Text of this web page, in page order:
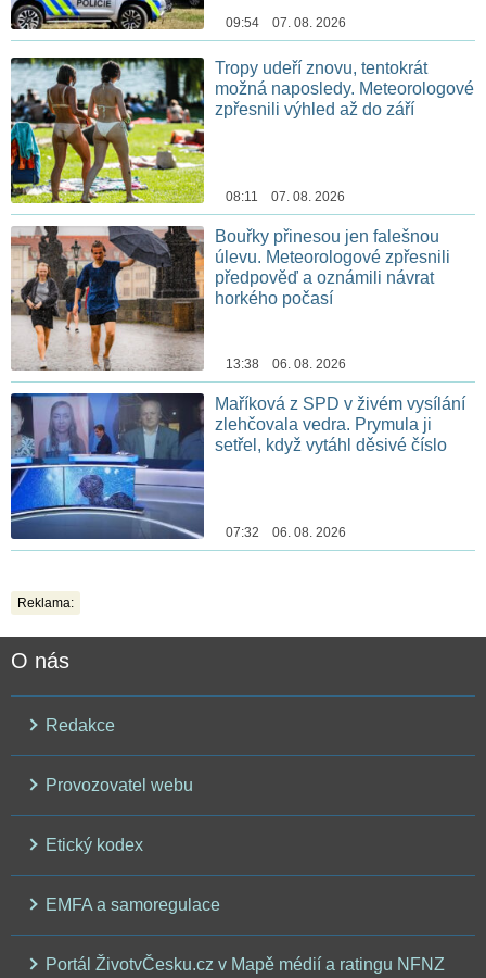
09:54 07. 08. 2026
Tropy udeří znovu, tentokrát
možná naposledy. Meteorologové
zpřesnili výhled až do září
08:11 07. 08. 2026
Bouřky přinesou jen falešnou
úlevu. Meteorologové zpřesnili
předpověď a oznámili návrat
horkého počasí
13:38 06. 08. 2026
Maříková z SPD v živém vysílání
zlehčovala vedra. Prymula ji
setřel, když vytáhl děsivé číslo
07:32 06. 08. 2026
Reklama:
O nás
Redakce
Provozovatel webu
Etický kodex
EMFA a samoregulace
Portál ŽivotvČesku.cz v Mapě médií a ratingu NFNZ